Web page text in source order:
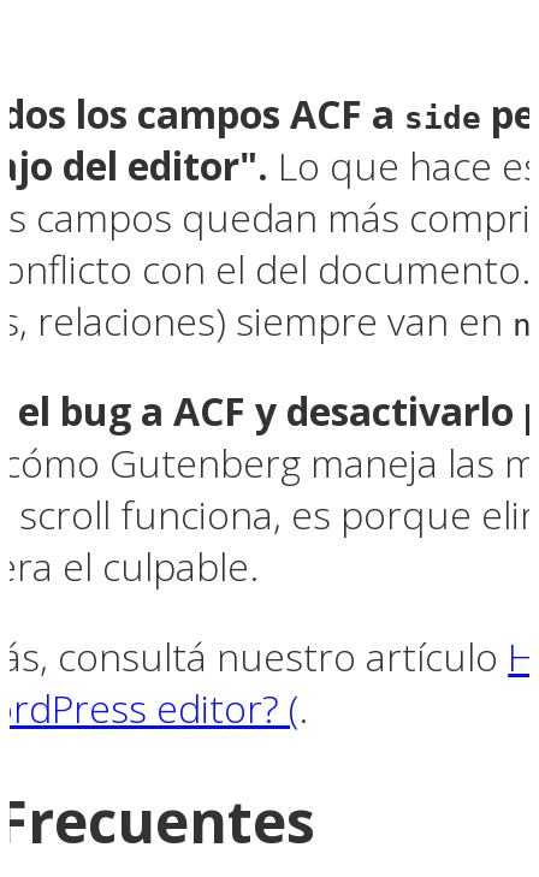
los campos ACF a side
del editor". Lo que hace
campos quedan más
con el del
relaciones) siempre van en
bug a ACF y desactivarlo
Gutenberg maneja las
scroll funciona, es porque
el culpable.
consultá nuestro artículo
editor? (.